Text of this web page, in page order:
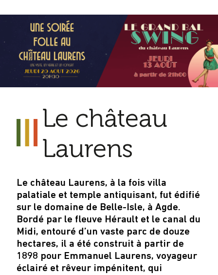
Le château
Laurens
Le château Laurens, à la fois villa
palatiale et temple antiquisant, fut édifié
sur le domaine de Belle-Isle, à Agde.
Bordé par le fleuve Hérault et le canal du
Midi, entouré d’un vaste parc de douze
hectares, il a été construit à partir de
1898 pour Emmanuel Laurens, voyageur
éclairé et rêveur impénitent, qui